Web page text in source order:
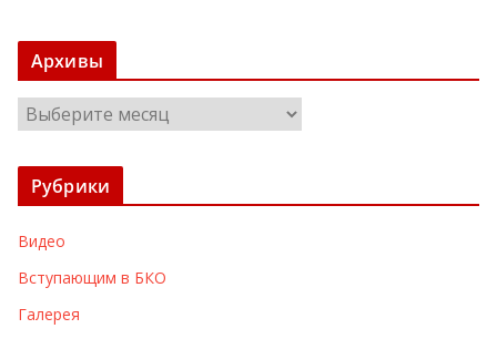
Архивы
х
ы
Рубрики
Видео
Вступающим в БКО
Галерея